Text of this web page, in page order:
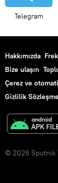
Telegram
Hakkımızda
Bize ulaşın
Çerez ve
Gizlilik
© 2026 Sputnik